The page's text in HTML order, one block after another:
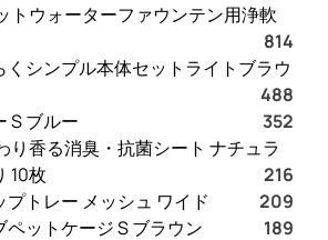
トウォーターファウンテン用浄軟
814
くシンプル本体セットライトブラウ
488
S ブルー
352
り香る消臭・抗菌シート ナチュラ
10枚
216
トレー メッシュ ワイド
209
ットケージ S ブラウン
189